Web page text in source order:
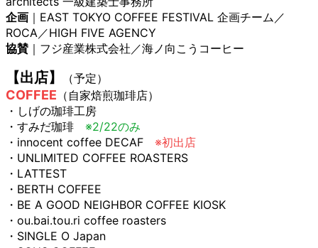
企画 ｜EAST TOKYO COFFEE FESTIVAL 企画チーム／
ROCA／HIGH FIVE AGENCY
協賛 ｜フジ産業株式会社／海ノ向こうコーヒー
【出店】 （予定）
COFFEE （自家焙煎珈琲店）
・しげの珈琲工房
・すみだ珈琲 ※2/22のみ
・innocent coffee DECAF ※初出店
・UNLIMITED COFFEE ROASTERS
・LATTEST
・BERTH COFFEE
・BE A GOOD NEIGHBOR COFFEE KIOSK
・ou.bai.tou.ri coffee roasters
・SINGLE O Japan